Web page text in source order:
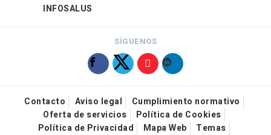
INFOSALUS
SÍGUENOS
Contacto Aviso legal
Cumplimiento normativo
Oferta de servicios
Política de Cookies
Política de Privacidad
Mapa Web Temas